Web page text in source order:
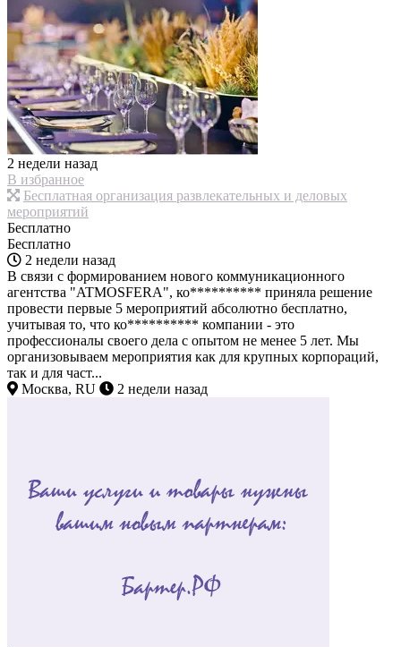
2 недели назад
В избранное
Бесплатная организация развлекательных и деловых
мероприятий
Бесплатно
Бесплатно
2 недели назад
В связи с формированием нового коммуникационного
агентства "ATMOSFERA", ко********** приняла решение
провести первые 5 мероприятий абсолютно бесплатно,
учитывая то, что ко********** компании - это
профессионалы своего дела с опытом не менее 5 лет. Мы
организовываем мероприятия как для крупных корпораций,
так и для част...
Москва, RU
2 недели назад